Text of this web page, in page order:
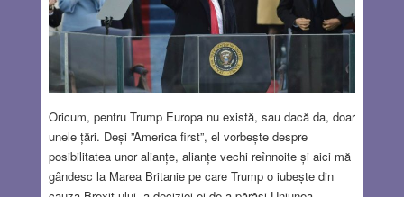
Oricum, pentru Trump Europa nu există, sau dacă da, doar
unele țări. Deși ”America first”, el vorbește despre
posibilitatea unor alianțe, alianțe vechi reînnoite și aici mă
gândesc la Marea Britanie pe care Trump o iubește din